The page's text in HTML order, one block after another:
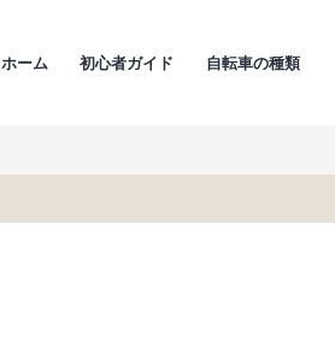
ホーム 初心者ガイド 自転車の種類